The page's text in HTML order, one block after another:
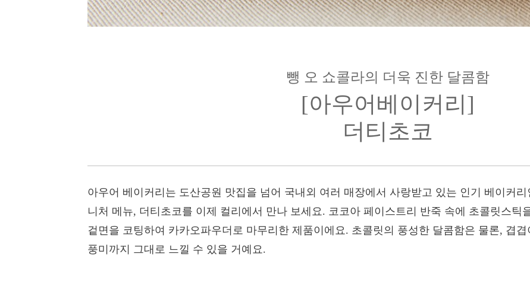
뺑 오 쇼콜라의 더욱 진한 달콤함
[아우어베이커리]
더티초코
아우어 베이커리는 도산공원 맛집을 넘어 국내외 여러 매장에서 사랑받고 있는 인기 베이커
니처 메뉴, 더티초코를 이제 컬리에서 만나 보세요. 코코아 페이스트리 반죽 속에 초콜릿스틱
겉면을 코팅하여 카카오파우더로 마무리한 제품이에요. 초콜릿의 풍성한 달콤함은 물론, 겹
풍미까지 그대로 느낄 수 있을 거예요.